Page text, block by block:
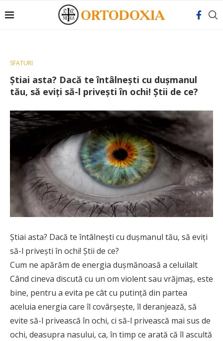
SFATURI
Știai asta? Dacă te întâlnești cu dușmanul
tău, să eviți să-l privești în ochi! Știi de ce?
Știai asta? Dacă te întâlnești cu dușmanul tău, să eviți
să-l privești în ochi! Știi de ce?
Cum ne apărăm de energia duşmănoasă a celuilalt
Când cineva discută cu un om violent sau vrăjmaş, este
bine, pentru a evita pe cât cu putinţă din partea
aceluia energia care îl covârşeşte, îl de­ranjează, să
evite să-l privească în ochi, ci să-l privească mai sus de
ochi, deasupra nasului, ca, în timp ce arată că îl ascultă